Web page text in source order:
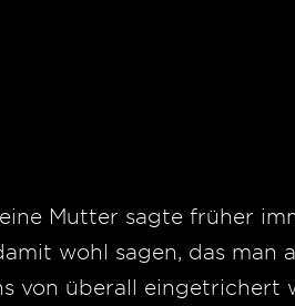
Mutter sagte früher
wohl sagen, das man
von überall